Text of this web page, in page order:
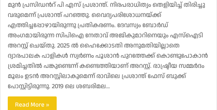
മുൻ പ്രസിഡന്‍റ് പി എസ് പ്രശാന്ത്. നിരപരാധിത്വം തെളിയിച്ച് തിരിച്ചു
വരുമെന്ന് പ്രശാന്ത് പറഞ്ഞു. വൈദ്യപരിശോധനയ്ക്ക്
എത്തിച്ചപ്പോഴായിരുന്നു പ്രതികരണം. ദേവസ്വം ബോർഡ്
അംഗമായിരുന്ന സിപിഐ നേതാവ് അജികുമാറിനെയും എസ്ഐടി
അറസ്റ്റ് ചെയ്തു. 2025 ൽ ഹൈക്കോടതി അനുമതിയില്ലാതെ
ദ്വാരപാലക പാളികൾ സ്വർണം പൂശാൻ പുറത്തേക്ക് കൊണ്ടുപോകാൻ
ശ്രമിച്ചതിൽ പങ്കുണ്ടെന്ന് കണ്ടെത്തിയാണ് അറസ്റ്റ്. രാഷ്ട്രീയ സമ്മർദം
മൂലം ഉടൻ അറസ്റ്റിലാകുമെന്ന് രാവിലെ പ്രശാന്ത് ഫേസ് ബുക്ക്
പോസ്റ്റിട്ടിരുന്നു. 2019 ലെ ശബരിമല…
Read More »